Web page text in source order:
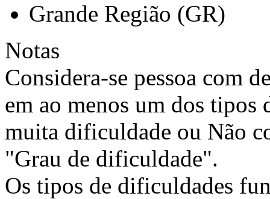
Grande Região (GR)
Notas
Considera-se pessoa com
em ao menos um dos
muita dificuldade ou Não
"Grau de dificuldade".
Os tipos de dificuldades